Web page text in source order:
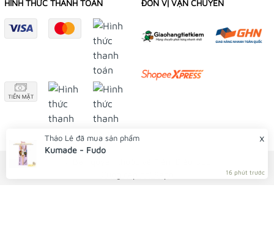
HÌNH THỨC THANH TOÁN ĐƠN VỊ VẬN CHUYỂN
x
Thảo Lê đã mua sản phẩm
Kumade - Fudo
16 phút trước